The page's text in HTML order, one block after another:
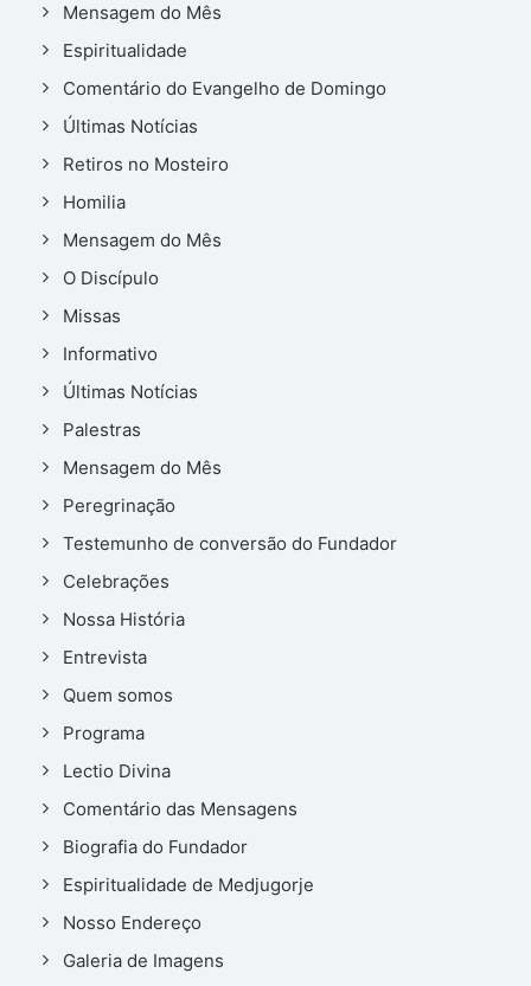
Mensagem do Mês
Espiritualidade
Comentário do Evangelho de Domingo
Últimas Notícias
Retiros no Mosteiro
Homilia
Mensagem do Mês
O Discípulo
Missas
Informativo
Últimas Notícias
Palestras
Mensagem do Mês
Peregrinação
Testemunho de conversão do Fundador
Celebrações
Nossa História
Entrevista
Quem somos
Programa
Lectio Divina
Comentário das Mensagens
Biografia do Fundador
Espiritualidade de Medjugorje
Nosso Endereço
Galeria de Imagens